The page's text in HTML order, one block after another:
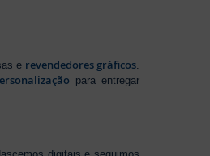
e revendedores gráficos.
para entregar